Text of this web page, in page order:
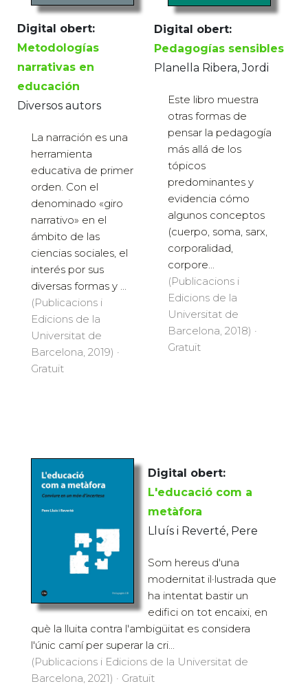
Digital obert:
Metodologías
narrativas en
educación
Diversos autors
La narración es una
herramienta
educativa de primer
orden. Con el
denominado «giro
narrativo» en el
ámbito de las
ciencias sociales, el
interés por sus
diversas formas y ...
(Publicacions i
Edicions de la
Universitat de
Barcelona, 2019) ·
Gratuït
Digital obert:
Pedagogías sensibles
Planella Ribera, Jordi
Este libro muestra
otras formas de
pensar la pedagogía
más allá de los
tópicos
predominantes y
evidencia cómo
algunos conceptos
(cuerpo, soma, sarx,
corporalidad,
corpore...
(Publicacions i
Edicions de la
Universitat de
Barcelona, 2018) ·
Gratuït
Digital obert:
L'educació com a
metàfora
Lluís i Reverté, Pere
Som hereus d'una
modernitat il·lustrada que
ha intentat bastir un
edifici on tot encaixi, en
què la lluita contra l'ambigüitat es considera
l'únic camí per superar la cri...
(Publicacions i Edicions de la Universitat de
Barcelona, 2021) · Gratuït